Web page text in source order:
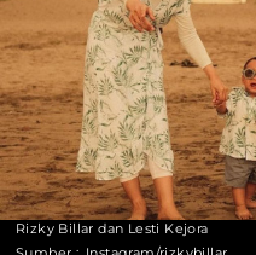
Rizky Billar dan Lesti Kejora